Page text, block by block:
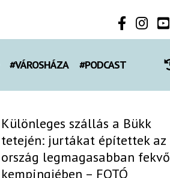
#VÁROSHÁZA #PODCAST
Különleges szállás a Bükk
tetején: jurtákat építettek az
ország legmagasabban fekvő
kempingjében – FOTÓ